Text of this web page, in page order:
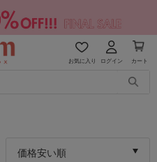
お気に入り ログイン カート
価格安い順